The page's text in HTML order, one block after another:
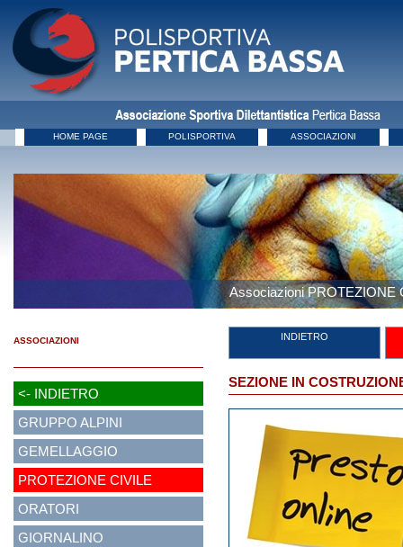
HOME PAGE POLISPORTIVA ASSOCIAZIONI
Associazioni PROTEZIONE
ASSOCIAZIONI
<- INDIETRO
GRUPPO ALPINI
GEMELLAGGIO
PROTEZIONE CIVILE
ORATORI
GIORNALINO
INDIETRO
SEZIONE IN